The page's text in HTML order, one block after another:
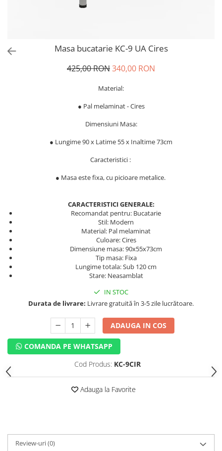
Masa bucatarie KC-9 UA Cires
425,00 RON340,00 RON
Material:
● Pal melaminat - Cires
Dimensiuni Masa:
● Lungime 90 x Latime 55 x Inaltime 73cm
Caracteristici :
● Masa este fixa, cu picioare metalice.
CARACTERISTICI GENERALE:
Recomandat pentru: Bucatarie
Stil: Modern
Material: Pal melaminat
Culoare: Cires
Dimensiune masa: 90x55x73cm
Tip masa: Fixa
Lungime totala: Sub 120 cm
Stare: Neasamblat
IN STOC
Durata de livrare: Livrare gratuită în 3-5 zile lucrătoare.
ADAUGA IN COS
COMANDA PE WHATSAPP
Cod Produs: KC-9CIR
Adauga la Favorite
Review-uri(0)